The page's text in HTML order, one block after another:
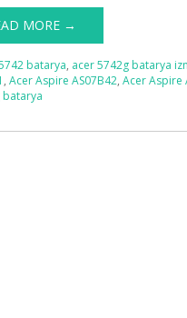
MORE →
batarya, acer 5742g batarya
,Acer Aspire AS07B42,Acer Aspire
batarya